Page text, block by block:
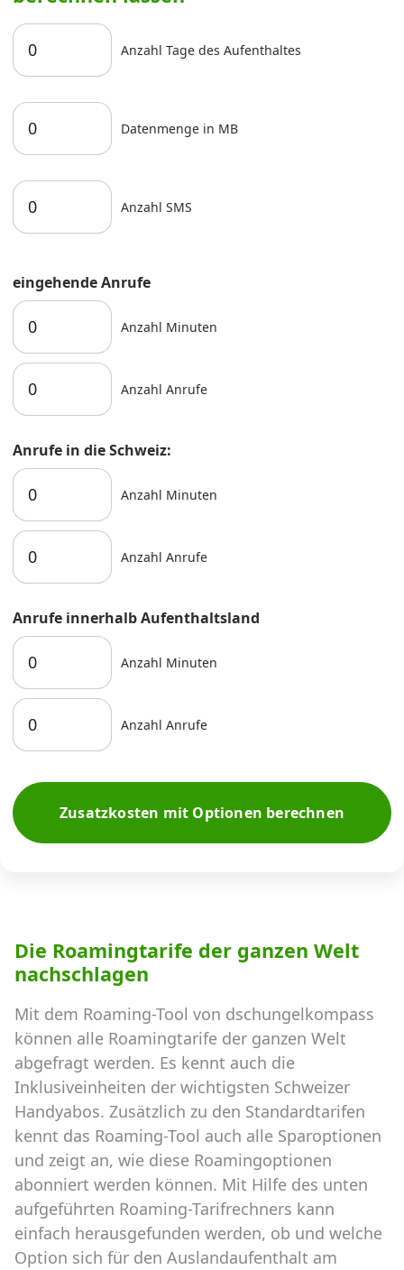
Anzahl Tage des Aufenthaltes
Datenmenge in MB
Anzahl SMS
eingehende Anrufe
Anzahl Minuten
Anzahl Anrufe
Anrufe in die Schweiz:
Anzahl Minuten
Anzahl Anrufe
Anrufe innerhalb Aufenthaltsland
Anzahl Minuten
Anzahl Anrufe
Zusatzkosten mit Optionen berechnen
Die Roamingtarife der ganzen Welt
nachschlagen
Mit dem Roaming-Tool von dschungelkompass
können alle Roamingtarife der ganzen Welt
abgefragt werden. Es kennt auch die
Inklusiveinheiten der wichtigsten Schweizer
Handyabos. Zusätzlich zu den Standardtarifen
kennt das Roaming-Tool auch alle Sparoptionen
und zeigt an, wie diese Roamingoptionen
abonniert werden können. Mit Hilfe des unten
aufgeführten Roaming-Tarifrechners kann
einfach herausgefunden werden, ob und welche
Option sich für den Auslandaufenthalt am